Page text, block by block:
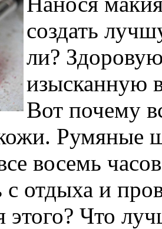
создать
ли?
изысканную
Вот почему
Румяные
восемь
с отдыха и
Что